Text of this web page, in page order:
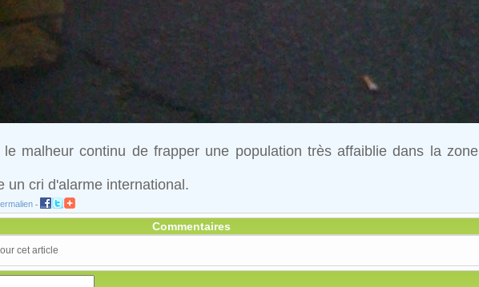
malheur continu de frapper une population très affaiblie dans la zone
un cri d'alarme international.
-
Commentaires
cet article